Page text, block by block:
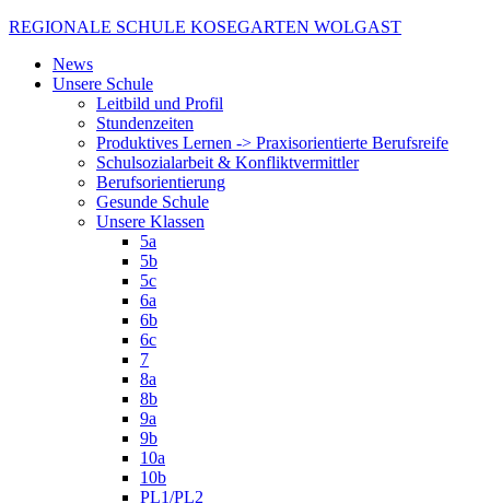
Skip
content
REGIONALE SCHULE KOSEGARTEN WOLGAST
News
Unsere Schule
Leitbild und Profil
Stundenzeiten
Produktives Lernen -> Praxisorientierte Berufsreife
Schulsozialarbeit & Konfliktvermittler
Berufsorientierung
Gesunde Schule
Unsere Klassen
5a
5b
5c
6a
6b
6c
7
8a
8b
9a
9b
10a
10b
PL1/PL2